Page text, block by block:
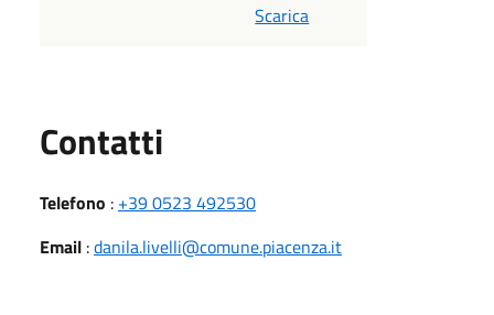
Scarica
Contatti
Telefono : +39 0523 492530
Email :danila.livelli@comune.piacenza.it